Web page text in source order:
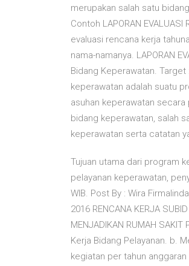
merupakan salah satu
Contoh LAPORAN EVALUASI
evaluasi rencana kerja
nama-namanya. LAPORAN
Bidang Keperawatan. Target :
keperawatan adalah suatu
asuhan keperawatan
bidang keperawatan, salah
keperawatan serta catatan
Tujuan utama dari program
pelayanan keperawatan,
WIB. Post By : Wira
2016 RENCANA KERJA
MENJADIKAN RUMAH
Kerja Bidang Pelayanan. b.
kegiatan per tahun